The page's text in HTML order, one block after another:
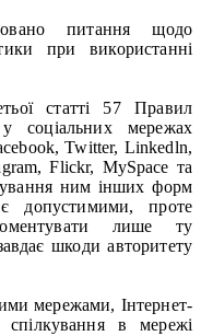
питання щодо
при використанні
статті 57 Правил
соціальних мережах
Twitter, Linkedln,
Flickr, MySpace та
ним інших форм
допустимими, проте
лише ту
шкоди авторитету
мережами, Інтернет-
в мережі